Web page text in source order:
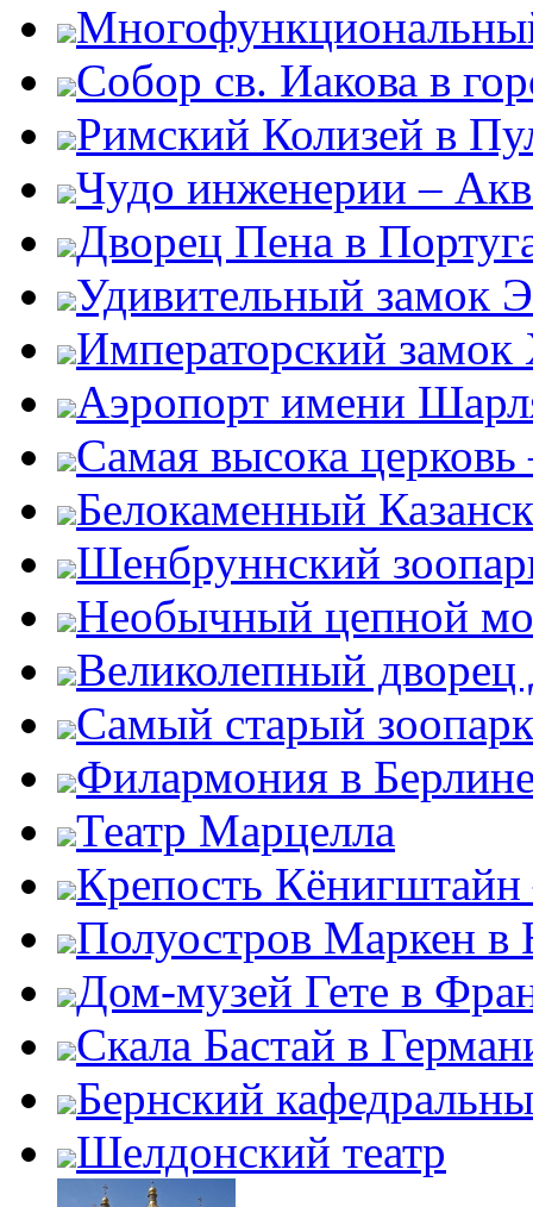
Собор св. Иакова в
Римский Колизей в
Чудо инженерии –
Дворец Пена в
Удивительный замок
Императорский замок
Аэропорт имени
Самая высока
Белокаменный
Шенбруннский
Необычный цепной
Великолепный дворец
Самый старый
Филармония в
Театр Марцелла
Крепость Кёнигштайн
Полуостров Маркен в
Дом-музей Гете в
Скала Бастай в
Бернский
Шелдонский театр